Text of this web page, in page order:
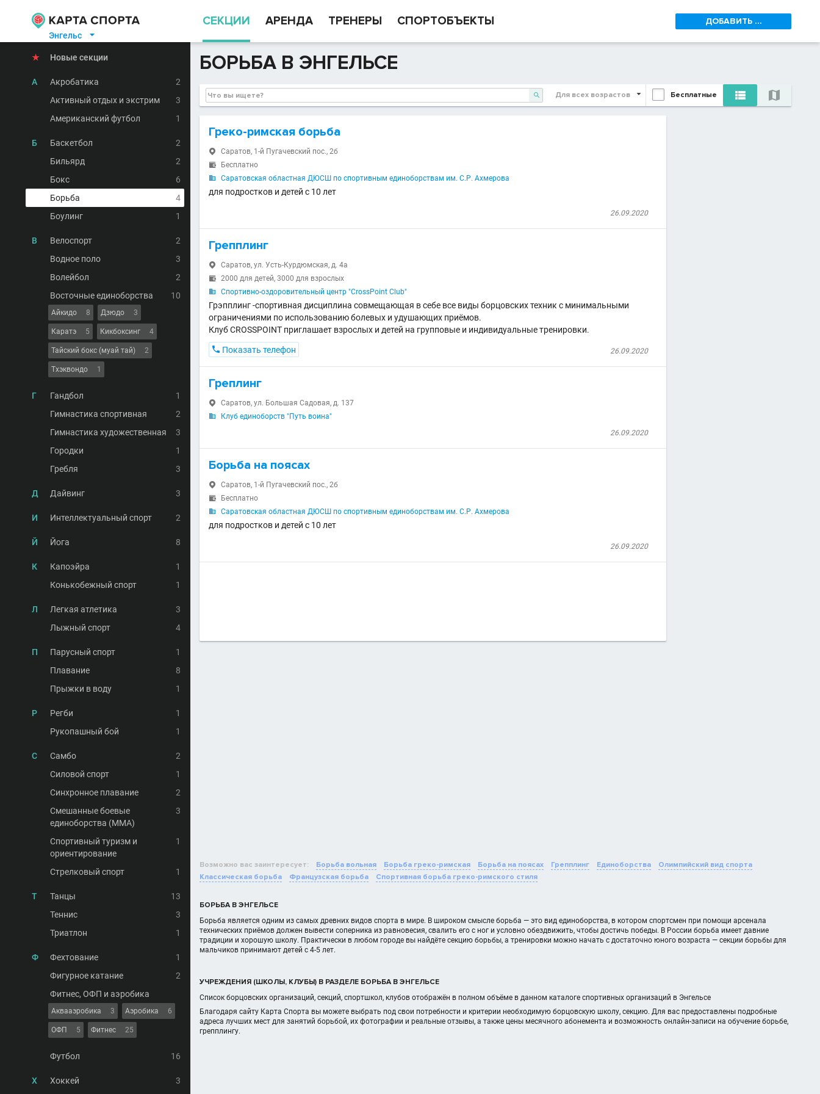
Энгельс 
СЕКЦИИ АРЕНДА ТРЕНЕРЫ СПОРТОБЪЕКТЫ ДОБАВИТЬ ...
★ Новые секции
А Акробатика
2
Активный отдых и экстрим
3
Американский футбол
1
Б Баскетбол
2
Бильярд
2
Бокс
6
Борьба
4
Боулинг
1
В Велоспорт
2
Водное поло
3
Волейбол
2
Восточные единоборства
10
Айкидо 8 Дзюдо 3
Каратэ 5 Кикбоксинг 4
Тайский бокс (муай тай) 2
Тхэквондо 1
Г Гандбол
1
Гимнастика спортивная
2
Гимнастика художественная
3
Городки
1
Гребля
3
Д Дайвинг 3
И Интеллектуальный спорт 2
Й Йога 8
К Капоэйра
1
Конькобежный спорт
1
Л Легкая атлетика
3
Лыжный спорт
4
П Парусный спорт
1
Плавание
8
Прыжки в воду
1
Р Регби
1
Рукопашный бой
1
С Самбо
2
Силовой спорт
1
Синхронное плавание
2
Смешанные боевые
единоборства (MMA)
3
Спортивный туризм и
ориентирование
1
Стрелковый спорт 1
Т Танцы
13
Теннис
3
Триатлон
1
Ф Фехтование
1
Фигурное катание
2
Фитнес, ОФП и аэробика
Аквааэробика 3 Аэробика 6
ОФП 5 Фитнес 25
Футбол 16
Х Хоккей 3
БОРЬБА В ЭНГЕЛЬСЕ
 Для всех возрастов Бесплатные  
Греко-римская борьба
 Саратов, 1-й Пугачевский пос., 2б
 Бесплатно
 Саратовская областная ДЮСШ по спортивным единоборствам им. С.Р. Ахмерова
для подростков и детей с 10 лет
26.09.2020
Грепплинг
 Саратов, ул. Усть-Курдюмская, д. 4а
 2000 для детей, 3000 для взрослых
 Спортивно-оздоровительный центр "CrossPoint Club"
Грэпплинг -спортивная дисциплина совмещающая в себе все виды борцовских техник с минимальными
ограничениями по использованию болевых и удушающих приёмов.
Клуб CROSSPOINT приглашает взрослых и детей на групповые и индивидуальные тренировки.
26.09.2020
 Показать телефон
Греплинг
 Саратов, ул. Большая Садовая, д. 137

Клуб единоборств "Путь воина"
26.09.2020
Борьба на поясах
 Саратов, 1-й Пугачевский пос., 2б
 Бесплатно
 Саратовская областная ДЮСШ по спортивным единоборствам им. С.Р. Ахмерова
для подростков и детей с 10 лет
26.09.2020
Возможно вас заинтересует: Борьба вольная Борьба греко-римская Борьба на поясах Грепплинг Единоборства
Олимпийский вид спорта
Классическая борьба
Французская борьба Спортивная борьба греко-римского стиля
БОРЬБА В ЭНГЕЛЬСЕ
Борьба является одним из самых древних видов спорта в мире. В широком смысле борьба — это вид единоборства, в котором спортсмен при помощи арсенала
технических приёмов должен вывести соперника из равновесия, свалить его с ног и условно обездвижить, чтобы достичь победы. В России борьба имеет давние
традиции и хорошую школу. Практически в любом городе вы найдёте секцию борьбы, а тренировки можно начать с достаточно юного возраста — секции борьбы для
мальчиков принимают детей с 4-5 лет.
УЧРЕЖДЕНИЯ (ШКОЛЫ, КЛУБЫ) В РАЗДЕЛЕ БОРЬБА В ЭНГЕЛЬСЕ
Список борцовских организаций, секций, спортшкол, клубов отображён в полном объёме в данном каталоге спортивных организаций в Энгельсе
Благодаря сайту Карта Спорта вы можете выбрать под свои потребности и критерии необходимую борцовскую школу, секцию. Для вас предоставлены подробные
адреса лучших мест для занятий борьбой, их фотографии и реальные отзывы, а также цены месячного абонемента и возможность онлайн-записи на обучение борьбе,
грепплингу.